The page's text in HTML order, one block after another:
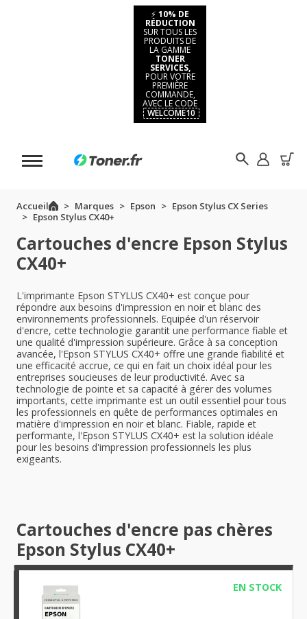
⚡ 10% DE
RÉDUCTION
SUR TOUS LES
PRODUITS DE
LA GAMME
TONER
SERVICES,
POUR VOTRE
PREMIÈRE
COMMANDE,
AVEC LE CODE
WELCOME10
Accueil Marques Epson
Epson Stylus CX Series
Epson Stylus CX40+
Cartouches d'encre Epson Stylus
CX40+
L'imprimante Epson STYLUS CX40+ est conçue pour
répondre aux besoins d'impression en noir et blanc des
environnements professionnels. Equipée d'un réservoir
d'encre, cette technologie garantit une performance fiable et
une qualité d'impression supérieure. Grâce à sa conception
avancée, l'Epson STYLUS CX40+ offre une grande fiabilité et
une efficacité accrue, ce qui en fait un choix idéal pour les
entreprises soucieuses de leur productivité. Avec sa
technologie de pointe et sa capacité à gérer des volumes
importants, cette imprimante est un outil essentiel pour tous
les professionnels en quête de performances optimales en
matière d'impression en noir et blanc. Fiable, rapide et
performante, l'Epson STYLUS CX40+ est la solution idéale
pour les besoins d'impression professionnels les plus
exigeants.
Cartouches d'encre pas chères
Epson Stylus CX40+
EN STOCK